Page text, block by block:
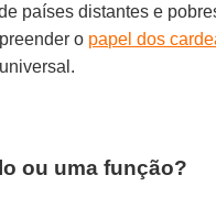
países distantes e
o papel dos
ou uma função?